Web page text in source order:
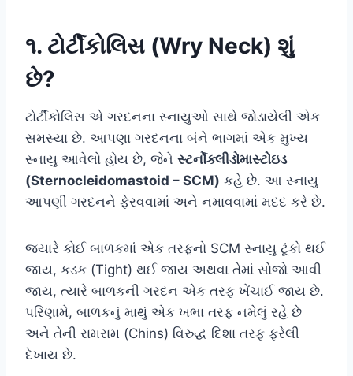
૧. ટોર્ટીકોલિસ (Wry Neck) શું
છે?
ટોર્ટીકોલિસ એ ગરદનના સ્નાયુઓ સાથે જોડાયેલી એક
સમસ્યા છે. આપણા ગરદનના બંને ભાગમાં એક મુખ્ય
સ્નાયુ આવેલો હોય છે, જેને સ્ટર્નોક્લીડોમાસ્ટોઇડ
(Sternocleidomastoid – SCM) કહે છે. આ સ્નાયુ
આપણી ગરદનને ફેરવવામાં અને નમાવવામાં મદદ કરે છે.
જ્યારે કોઈ બાળકમાં એક તરફનો SCM સ્નાયુ ટૂંકો થઈ
જાય, કડક (Tight) થઈ જાય અથવા તેમાં સોજો આવી
જાય, ત્યારે બાળકની ગરદન એક તરફ ખેંચાઈ જાય છે.
પરિણામે, બાળકનું માથું એક ખભા તરફ નમેલું રહે છે
અને તેની રામરામ (Chins) વિરુદ્ધ દિશા તરફ ફરેલી
દેખાય છે.